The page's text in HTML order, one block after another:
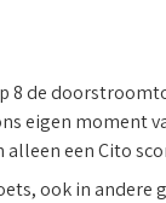
8 de
eigen moment
een Cito
ook in andere